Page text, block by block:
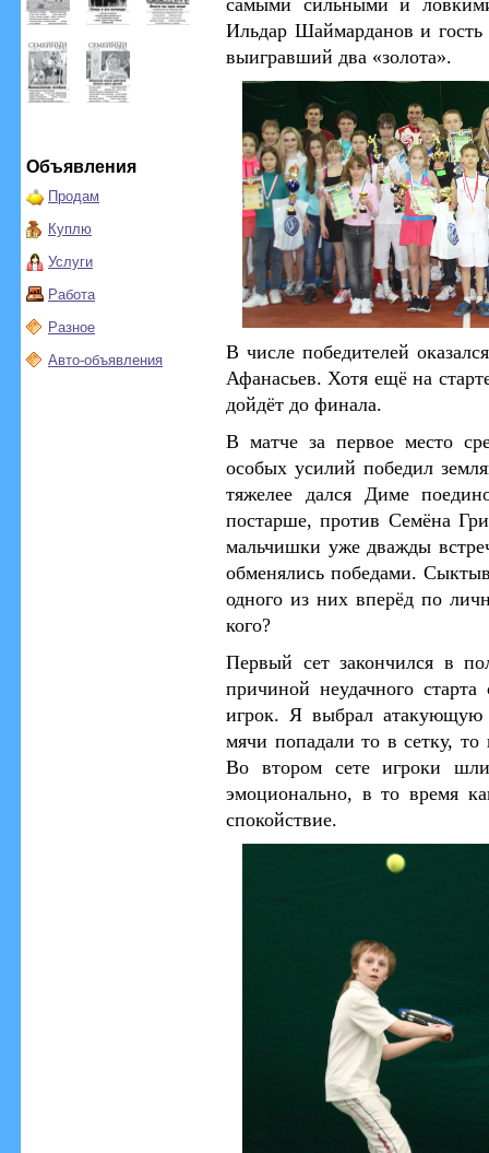
Объявления
Продам
Куплю
Услуги
Работа
Разное
Авто-объявления
самыми сильными и
Ильдар Шаймарданов и
выигравший два «золота».
В числе победителей
Афанасьев. Хотя ещё на
дойдёт до финала.
В матче за первое место
особых усилий победил
тяжелее дался Диме
постарше, против Семёна
мальчишки уже дважды
обменялись победами.
одного из них вперёд по
кого?
Первый сет закончился в
причиной неудачного
игрок. Я выбрал
мячи попадали то в сетку, то
Во втором сете игроки
эмоционально, в то время
спокойствие.